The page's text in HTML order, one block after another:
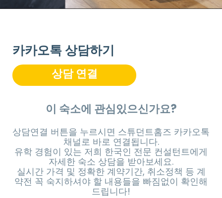
카카오톡 상담하기
상담 연결
이 숙소에 관심있으신가요?
상담연결 버튼을 누르시면 스튜던트홈즈 카카오톡
채널로 바로 연결됩니다.
유학 경험이 있는 저희 한국인 전문 컨설턴트에게
자세한 숙소 상담을 받아보세요.
실시간 가격 및 정확한 계약기간, 취소정책 등 계
약전 꼭 숙지하셔야 할 내용들을 빠짐없이 확인해
드립니다!